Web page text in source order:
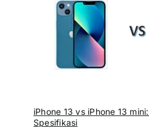
iPhone 13 vs iPhone 13
Spesifikasi